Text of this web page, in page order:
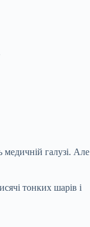
медичній галузі. Але
тонких шарів і